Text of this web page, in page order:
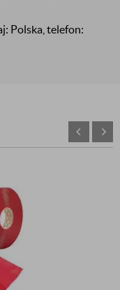
Polska, telefon: